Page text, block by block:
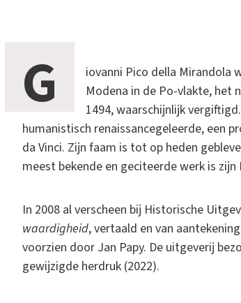
G
iovanni Pico della Mirandola
Modena in de Po-vlakte, het
1494, waarschijnlijk
humanistisch renaissancegeleerde, een
da Vinci. Zijn faam is tot op heden
meest bekende en geciteerde werk is
In 2008 al verscheen bij Historische
waardigheid, vertaald en van
voorzien door Jan Papy. De uitgeverij
gewijzigde herdruk (2022).